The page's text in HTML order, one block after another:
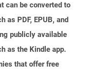
can be converted to
as PDF, EPUB, and
publicly available
as the Kindle app.
that offer free